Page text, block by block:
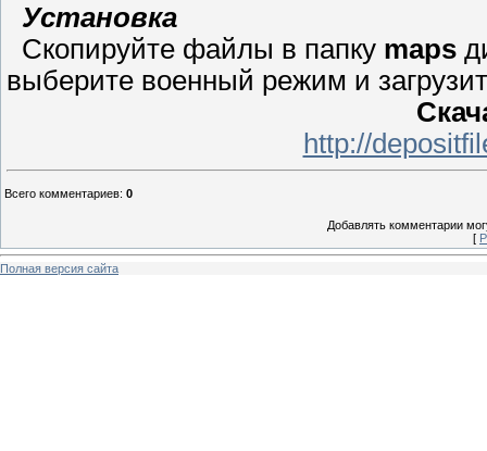
Установка
Скопируйте файлы в папку maps
выберите военный режим и
http://
Всего комментариев: 0
Добавлять комментарии
[
Полная версия сайта